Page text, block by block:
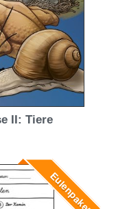
II: Tiere
Eulenpaket